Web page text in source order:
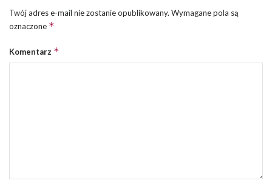
Twój adres e-mail nie zostanie opublikowany. Wymagane pola są
oznaczone *
Komentarz *